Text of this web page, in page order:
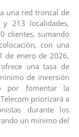
una red troncal de
213 localidades,
clientes, sumando
con una
de enero de 2026,
una tasa de
de inversión
por fomentar la
priorizará a
durante los
un mínimo del